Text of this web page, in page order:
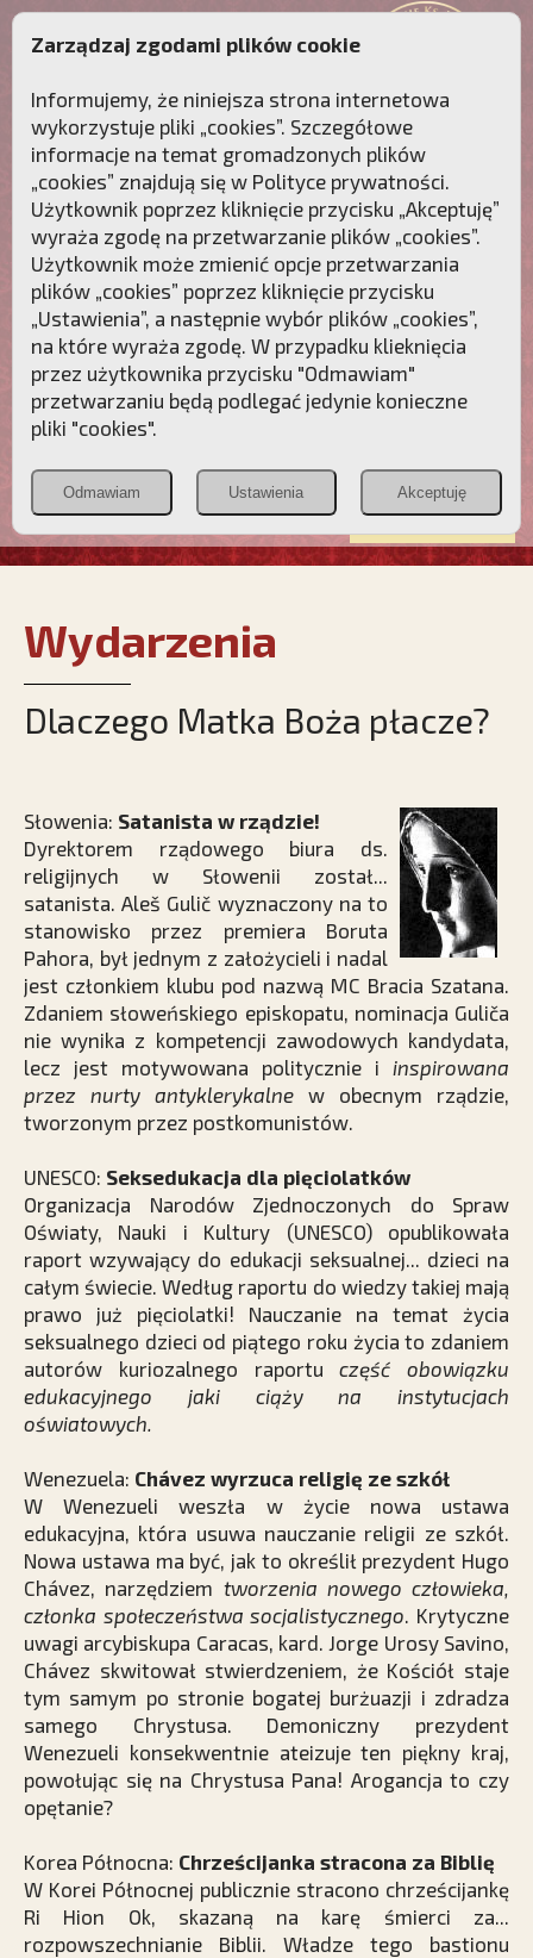
Przebudźmy sumienia Polaków!
Polonia
Christiana
PCh24.pl
Przymierze
POZNAJ APOSTOLAT FATIMY WESPRZYJ
NAS
Wydarzenia
Dlaczego Matka Boża płacze?
Słowenia: Satanista w rządzie!
Dyrektorem rządowego biura ds.
religijnych w Słowenii został...
satanista. Aleš Gulič wyznaczony na to
stanowisko przez premiera Boruta
Pahora, był jednym z założycieli i nadal
jest członkiem klubu pod nazwą MC Bracia Szatana.
Zdaniem słoweńskiego episkopatu, nominacja Guliča
nie wynika z kompetencji zawodowych kandydata,
lecz jest motywowana politycznie i inspirowana
przez nurty antyklerykalne w obecnym rządzie,
tworzonym przez postkomunistów.
UNESCO: Seksedukacja dla pięciolatków
Organizacja Narodów Zjednoczonych do Spraw
Oświaty, Nauki i Kultury (UNESCO) opublikowała
raport wzywający do edukacji seksualnej... dzieci na
całym świecie. Według raportu do wiedzy takiej mają
prawo już pięciolatki! Nauczanie na temat życia
seksualnego dzieci od piątego roku życia to zdaniem
autorów kuriozalnego raportuczęść obowiązku
edukacyjnego jaki ciąży na instytucjach
oświatowych.
Wenezuela: Chávez wyrzuca religię ze szkół
W Wenezueli weszła w życie nowa ustawa
edukacyjna, która usuwa nauczanie religii ze szkół.
Nowa ustawa ma być, jak to określił prezydent Hugo
Chávez, narzędziem tworzenia nowego człowieka,
członka społeczeństwa socjalistycznego. Krytyczne
uwagi arcybiskupa Caracas, kard. Jorge Urosy Savino,
Chávez skwitował stwierdzeniem, że Kościół staje
tym samym po stronie bogatej burżuazji i zdradza
samego Chrystusa. Demoniczny prezydent
Wenezueli konsekwentnie ateizuje ten piękny kraj,
powołując się na Chrystusa Pana! Arogancja to czy
opętanie?
Korea Północna: Chrześcijanka stracona za Biblię
W Korei Północnej publicznie stracono chrześcijankę
Ri Hion Ok, skazaną na karę śmierci za...
rozpowszechnianie Biblii. Władze tego bastionu
Zarządzaj zgodami plików cookie
Informujemy, że niniejsza strona internetowa
wykorzystuje pliki „cookies”. Szczegółowe
informacje na temat gromadzonych plików
„cookies” znajdują się w Polityce prywatności.
Użytkownik poprzez kliknięcie przycisku „Akceptuję”
wyraża zgodę na przetwarzanie plików „cookies”.
Użytkownik może zmienić opcje przetwarzania
plików „cookies” poprzez kliknięcie przycisku
„Ustawienia”, a następnie wybór plików „cookies”,
na które wyraża zgodę. W przypadku klieknięcia
przez użytkownika przycisku "Odmawiam"
przetwarzaniu będą podlegać jedynie konieczne
pliki "cookies".
Odmawiam Ustawienia Akceptuję